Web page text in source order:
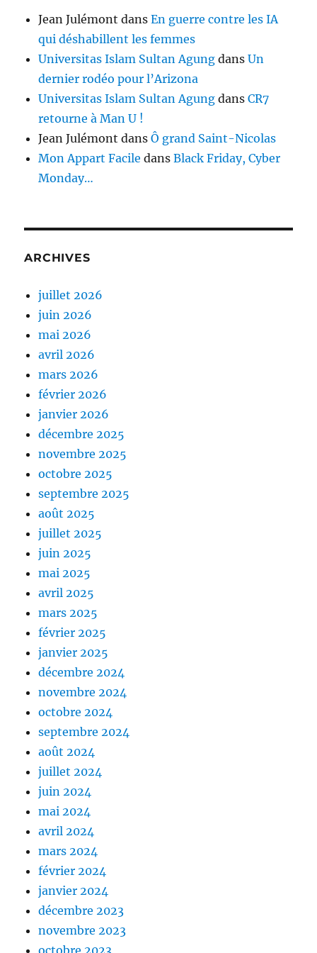
Jean Julémont dansEn guerre contre les IA
qui déshabillent les femmes
Universitas Islam Sultan Agung dansUn
dernier rodéo pour l’Arizona
Universitas Islam Sultan Agung dansCR7
retourne à Man U !
Jean Julémont dansÔ grand Saint-Nicolas
Mon Appart Facile dansBlack Friday, Cyber
Monday…
ARCHIVES
juillet 2026
juin 2026
mai 2026
avril 2026
mars 2026
février 2026
janvier 2026
décembre 2025
novembre 2025
octobre 2025
septembre 2025
août 2025
juillet 2025
juin 2025
mai 2025
avril 2025
mars 2025
février 2025
janvier 2025
décembre 2024
novembre 2024
octobre 2024
septembre 2024
août 2024
juillet 2024
juin 2024
mai 2024
avril 2024
mars 2024
février 2024
janvier 2024
décembre 2023
novembre 2023
octobre 2023